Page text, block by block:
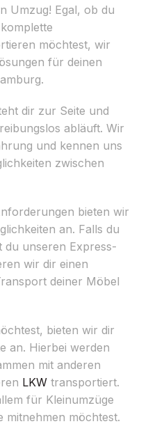
Umzug! Egal, ob du
möchtest, wir
für deinen
dir zur Seite und
abläuft. Wir
und kennen uns
zwischen
bieten wir
an. Falls du
du unseren Express-
wir dir einen
deiner Möbel
bieten wir dir
an. Hierbei werden
mit anderen
LKW transportiert.
für Kleinumzüge
mitnehmen möchtest.